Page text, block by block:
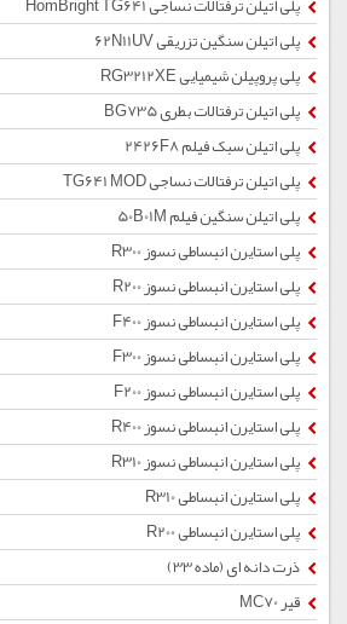
پلی اتیلن سنگین تزریقی 62N11UV
پلی پروپیلن شیمیایی RG3212XE
پلی اتیلن ترفتالات بطری BG735
پلی اتیلن سبک فیلم 2426F8
پلی اتیلن ترفتالات نساجی TG641 MOD
پلی اتیلن سنگین فیلم 50B01M
پلی استایرن انبساطی نسوز R300
پلی استایرن انبساطی نسوز R200
پلی استایرن انبساطی نسوز F400
پلی استایرن انبساطی نسوز F300
پلی استایرن انبساطی نسوز F200
پلی استایرن انبساطی نسوز R400
پلی استایرن انبساطی نسوز R310
پلی استایرن انبساطی R310
پلی استایرن انبساطی R200
ذرت دانه ای (ماده 33)
قیر MC70